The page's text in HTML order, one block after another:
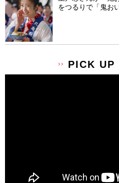
をつるりで「鬼お
PICK UP